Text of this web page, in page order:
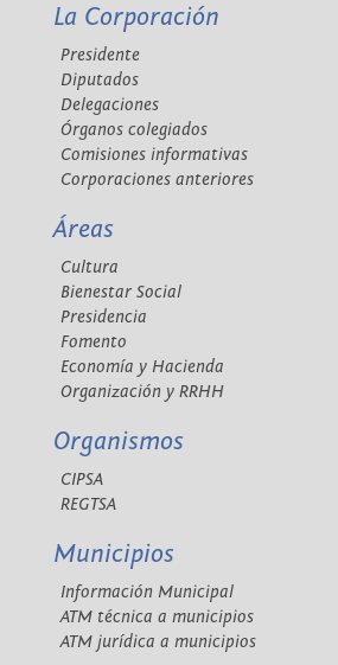
La Corporación
Presidente
Diputados
Delegaciones
Órganos colegiados
Comisiones informativas
Corporaciones anteriores
Áreas
Cultura
Bienestar Social
Presidencia
Fomento
Economía y Hacienda
Organización y RRHH
Organismos
CIPSA
REGTSA
Municipios
Información Municipal
ATM técnica a municipios
ATM jurídica a municipios